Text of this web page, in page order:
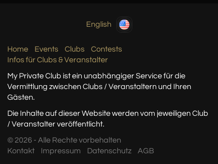
English
Home Events Clubs
Contests
Infos für Clubs & Veranstalter
My Private Club ist ein unabhängiger Servicefür die
Vermittlung zwischen Clubs / Veranstaltern und Ihren
Gästen.
Die Inhalte auf dieser Website werden vom jeweiligen Club
/ Veranstalter veröffentlicht.
© 2026 - Alle Rechte vorbehalten
Kontakt
Impressum Datenschutz AGB